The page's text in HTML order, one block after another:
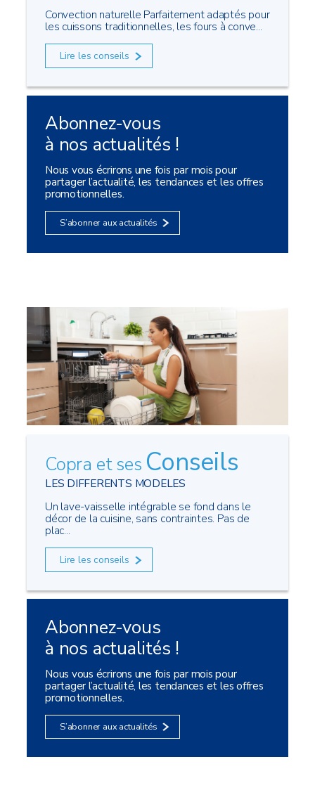
Convection naturelle Parfaitement adaptés pour
les cuissons traditionnelles, les fours à conve...
Lire les conseils
Abonnez-vous
à nos actualités !
Nous vous écrirons une fois par mois pour
partager l’actualité, les tendances et les offres
promotionnelles.
S’abonner aux actualités
Copra et ses Conseils
LES DIFFERENTS MODELES
Un lave-vaisselle intégrable se fond dans le
décor de la cuisine, sans contraintes. Pas de
plac...
Lire les conseils
Abonnez-vous
à nos actualités !
Nous vous écrirons une fois par mois pour
partager l’actualité, les tendances et les offres
promotionnelles.
S’abonner aux actualités